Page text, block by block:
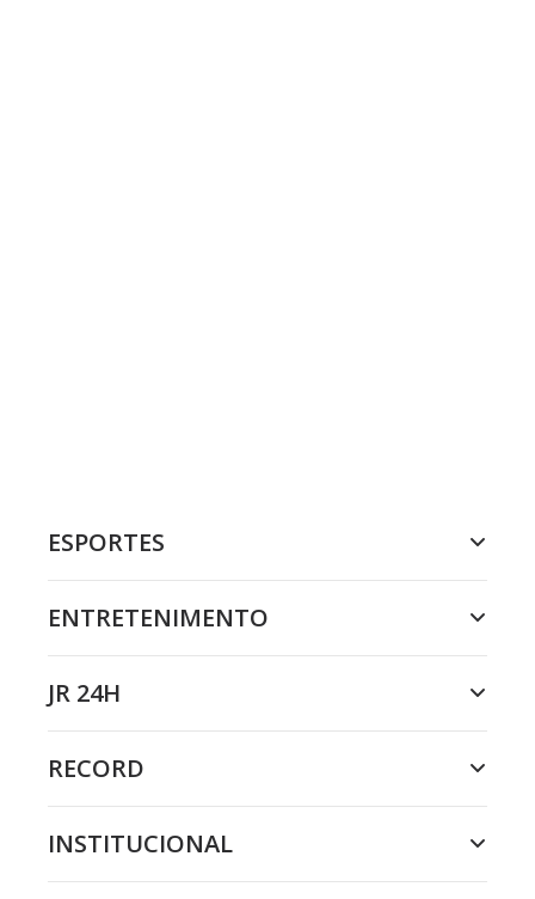
ESPORTES
ENTRETENIMENTO
JR 24H
RECORD
INSTITUCIONAL